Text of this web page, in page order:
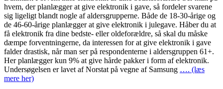
hvem, der planlægger at give elektronik i gave, så fordeler svarene
sig ligeligt blandt nogle af aldersgrupperne. Både de 18-30-årige og
de 46-60-årige planlægger at give elektronik i julegave. Håber du at
få elektronik fra dine bedste- eller oldeforældre, så skal du måske
dæmpe forventningerne, da interessen for at give elektronik i gave
falder drastisk, når man ser på respondenterne i aldersgruppen 61+.
Her planlægger kun 9% at give hårde pakker i form af elektronik.
Undersøgelsen er lavet af Norstat på vegne af Samsung …. (læs
mere her)